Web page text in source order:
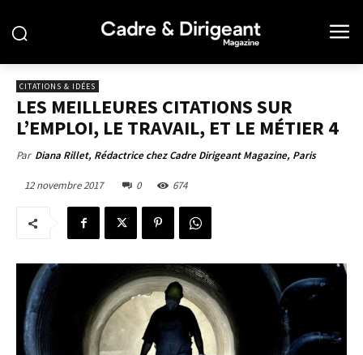
CITATIONS & IDÉES
LES MEILLEURES CITATIONS SUR
L’EMPLOI, LE TRAVAIL, ET LE MÉTIER 4
Par Diana Rillet, Rédactrice chez Cadre Dirigeant Magazine, Paris
12 novembre 2017 0 674